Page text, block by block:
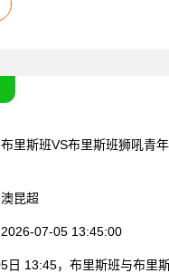
布里斯班VS布里斯班狮吼青
澳昆超
2026-07-05 13:45:00
日 13:45，布里斯班与布里